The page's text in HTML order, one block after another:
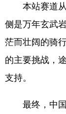
本站赛道从
侧是万年玄武
茫而壮阔的骑
的主要挑战，
支持。
最终，中国